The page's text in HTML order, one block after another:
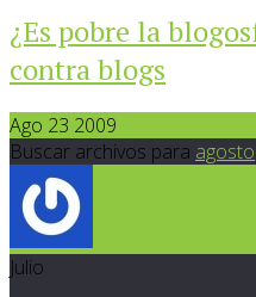
¿Es pobre la
contra blogs
Ago 23 2009
Buscar archivos para agosto
Julio